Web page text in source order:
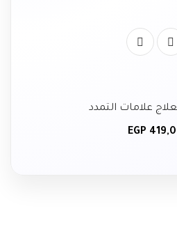
علامات التمدد
EGP